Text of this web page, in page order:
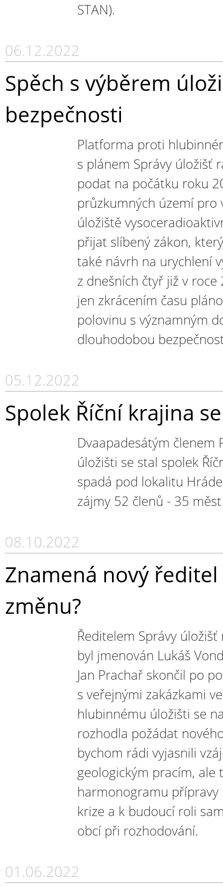
STAN).
06.12.2022
Spěch s výběrem
bezpečnosti
Platforma proti
s plánem Správy úložišť
podat na počátku roku
průzkumných území
úložiště
přijat slíbený zákon,
také návrh na urychlení
z dnešních čtyř již v
jen zkrácením času
polovinu s významným
dlouhodobou
05.12.2022
Spolek Říční krajina
Dvaapadesátým
úložišti se stal spolek
spadá pod lokalitu
zájmy 52 členů - 35
08.10.2022
Znamená nový
změnu?
Ředitelem Správy
byl jmenován Lukáš
Jan Prachař skončil po
s veřejnými zakázkami
hlubinnému úložišti se
rozhodla požádat
bychom rádi vyjasnili
geologickým pracím, ale
harmonogramu
krize a k budoucí roli
obcí při rozhodování.
01.06.2022